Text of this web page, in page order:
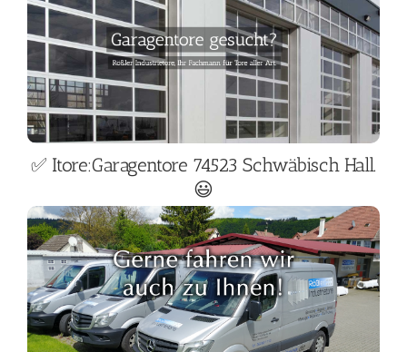
✅ Itore:Garagentore 74523 Schwäbisch Hall.
😃